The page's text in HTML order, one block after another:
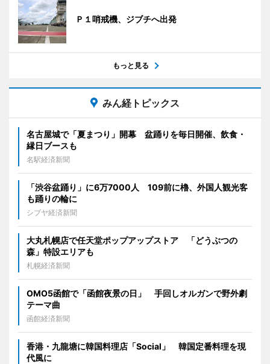
Ｐ１哨戒機、ジブチへ出発
もっと見る
みん経トピックス
名古屋城で「夏まつり」開幕 盆踊りを毎日開催、飲食・
縁日ブースも
名駅経済新聞
「渋谷盆踊り」に6万7000人 109前に櫓、外国人観光客
も踊りの輪に
シブヤ経済新聞
大丸札幌店で任天堂ポップアップストア 「どうぶつの
森」特設エリアも
札幌経済新聞
OMO5函館で「函館夜景の日」 手回しオルガンで野外劇
テーマ曲
函館経済新聞
香港・九龍塘に韓国料理店「Social」 韓国定番料理を現
代風に